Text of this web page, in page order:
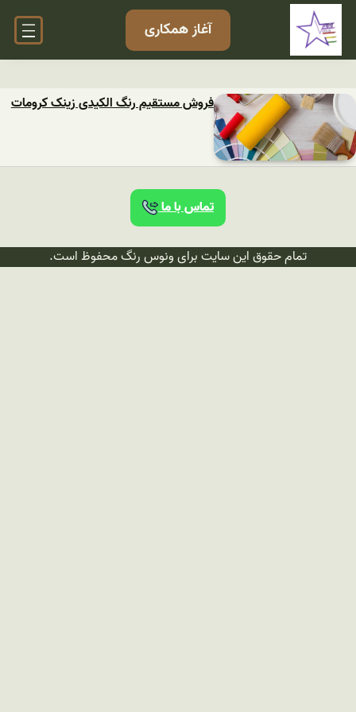
آغاز همکاری
فروش مستقیم رنگ الکیدی زینک کرومات
تماس با ما
تمام حقوق این سایت برای ونوس رنگ محفوظ است.